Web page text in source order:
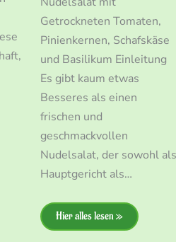
Getrockneten Tomaten,
Pinienkernen, Schafskäse
und Basilikum Einleitung
Es gibt kaum etwas
Besseres als einen
frischen und
geschmackvollen
Nudelsalat, der sowohl als
Hauptgericht als…
Hier alles lesen »